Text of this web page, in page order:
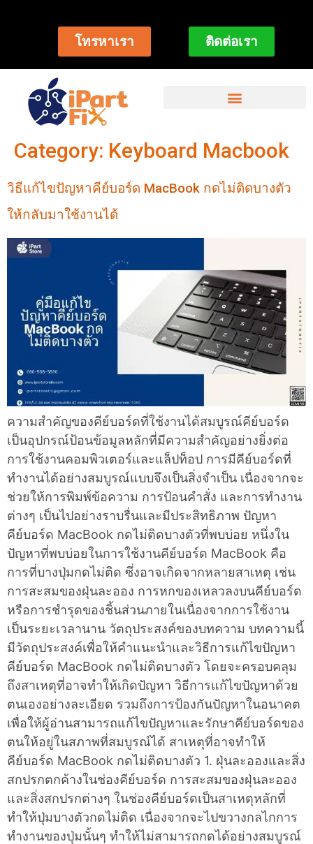
โทรหาเรา ติดต่อเรา
Category: Keyboard Macbook
วิธีแก้ไขปัญหาคีย์บอร์ด MacBook กดไม่ติดบางตัว
ให้กลับมาใช้งานได้
ความสำคัญของคีย์บอร์ดที่ใช้งานได้สมบูรณ์คีย์บอร์ด
เป็นอุปกรณ์ป้อนข้อมูลหลักที่มีความสำคัญอย่างยิ่งต่อ
การใช้งานคอมพิวเตอร์และแล็ปท็อป การมีคีย์บอร์ดที่
ทำงานได้อย่างสมบูรณ์แบบจึงเป็นสิ่งจำเป็น เนื่องจากจะ
ช่วยให้การพิมพ์ข้อความ การป้อนคำสั่ง และการทำงาน
ต่างๆ เป็นไปอย่างราบรื่นและมีประสิทธิภาพ ปัญหา
คีย์บอร์ด MacBook กดไม่ติดบางตัวที่พบบ่อย หนึ่งใน
ปัญหาที่พบบ่อยในการใช้งานคีย์บอร์ด MacBook คือ
การที่บางปุ่มกดไม่ติด ซึ่งอาจเกิดจากหลายสาเหตุ เช่น
การสะสมของฝุ่นละออง การหกของเหลวลงบนคีย์บอร์ด
หรือการชำรุดของชิ้นส่วนภายในเนื่องจากการใช้งาน
เป็นระยะเวลานาน วัตถุประสงค์ของบทความ บทความนี้
มีวัตถุประสงค์เพื่อให้คำแนะนำและวิธีการแก้ไขปัญหา
คีย์บอร์ด MacBook กดไม่ติดบางตัว โดยจะครอบคลุม
ถึงสาเหตุที่อาจทำให้เกิดปัญหา วิธีการแก้ไขปัญหาด้วย
ตนเองอย่างละเอียด รวมถึงการป้องกันปัญหาในอนาคต
เพื่อให้ผู้อ่านสามารถแก้ไขปัญหาและรักษาคีย์บอร์ดของ
ตนให้อยู่ในสภาพที่สมบูรณ์ได้ สาเหตุที่อาจทำให้
คีย์บอร์ด MacBook กดไม่ติดบางตัว 1. ฝุ่นละอองและสิ่ง
สกปรกตกค้างในช่องคีย์บอร์ด การสะสมของฝุ่นละออง
และสิ่งสกปรกต่างๆ ในช่องคีย์บอร์ดเป็นสาเหตุหลักที่
ทำให้ปุ่มบางตัวกดไม่ติด เนื่องจากจะไปขวางกลไกการ
ทำงานของปุ่มนั้นๆ ทำให้ไม่สามารถกดได้อย่างสมบูรณ์